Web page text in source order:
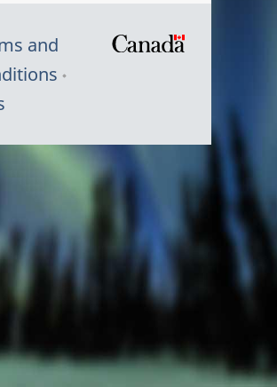
and
Canada